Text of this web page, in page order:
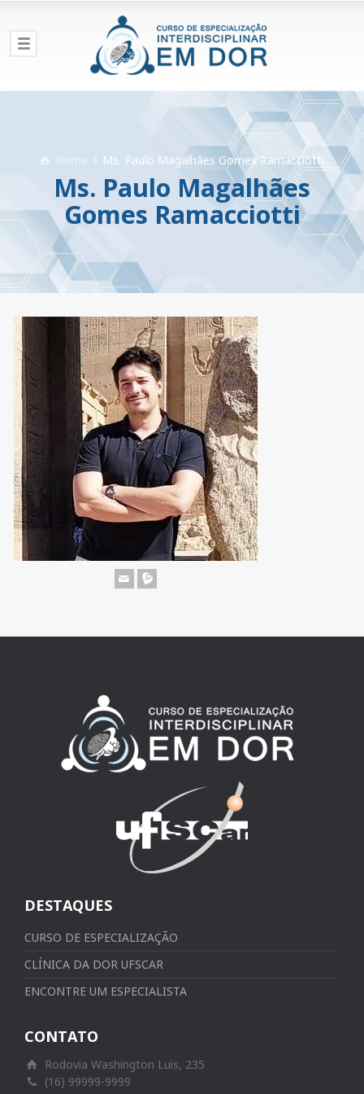
Home Ms. Paulo Magalhães Gomes Ramacciotti
Ms. Paulo Magalhães
Gomes Ramacciotti
DESTAQUES
CURSO DE ESPECIALIZAÇÃO
CLÍNICA DA DOR UFSCAR
ENCONTRE UM ESPECIALISTA
CONTATO
Rodovia Washington Luis, 235
(16) 99999-9999